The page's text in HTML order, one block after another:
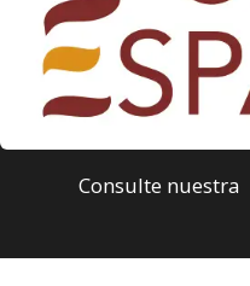
Consulte nuestra